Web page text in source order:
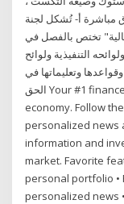
مباشرة أ- تُشكل لجنة
تختص بالفصل في
التنفيذية ولوائح
وتعليماتها في
الحق Your #1 finance destination to track the markets and the
economy. Follow
personalized news
information and
market. Favorite
personal portfolio •
personalized news